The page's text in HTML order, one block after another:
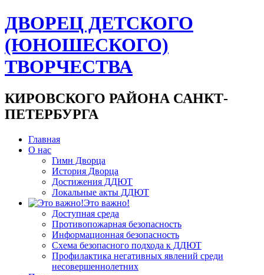
ДВОРЕЦ ДЕТСКОГО
(ЮНОШЕСКОГО)
ТВОРЧЕСТВА
КИРОВСКОГО РАЙОНА САНКТ-
ПЕТЕРБУРГА
Главная
О нас
Гимн Дворца
История Дворца
Достижения ДДЮТ
Локальные акты ДДЮТ
Это важно!
Доступная среда
Противопожарная безопасность
Информационная безопасность
Схема безопасного подхода к ДДЮТ
Профилактика негативных явлений среди
несовершеннолетних